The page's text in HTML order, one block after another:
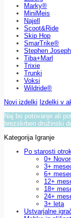
Marky®
MiniMeis
Najell
Scoot&Ride
Skip Hop
SmarTrike®
Stephen Joseph
Tiba+Marl
Trixie
Trunki
Voksi
Wildride®
Novi izdelki Izdelki v
Naj bo potovanje ali
brezskrben družinski
Kategorija Igranje
Po starosti
0+
3+
6+
12+
18+
24+
3+ leta
Ustvarjalne